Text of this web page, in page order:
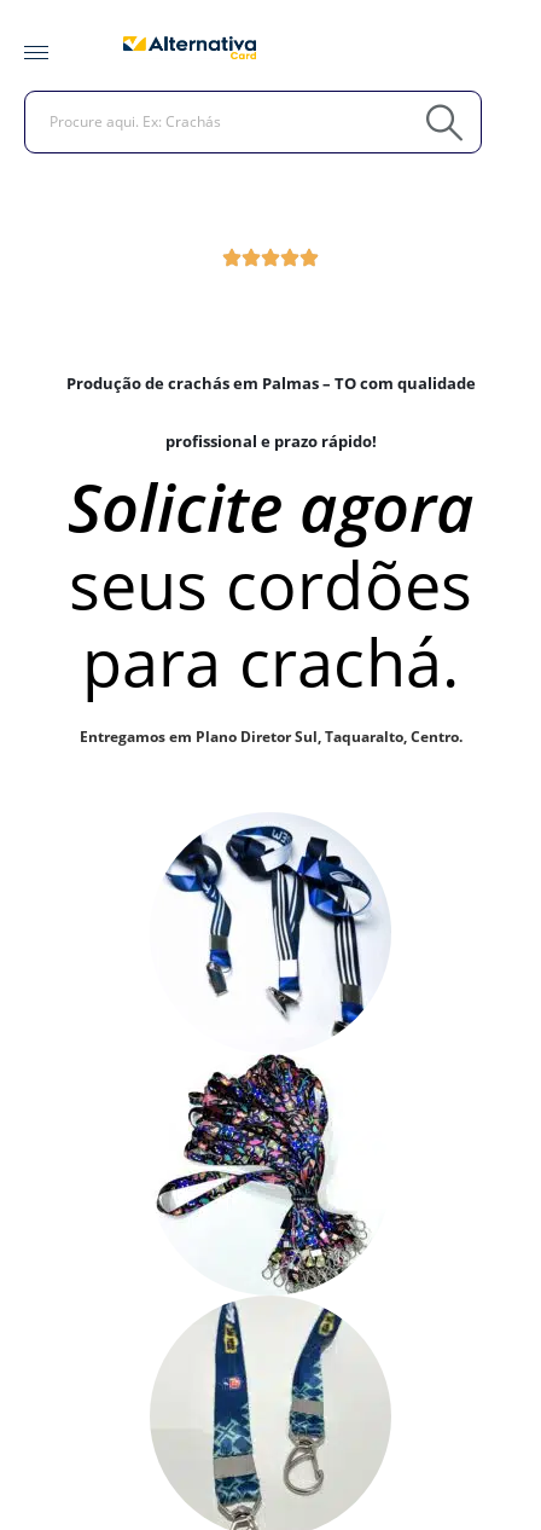
Produção de crachás em Palmas – TO com qualidade
profissional e prazo rápido!
Solicite agora
seus cordões
para crachá.
Entregamos em Plano Diretor Sul, Taquaralto, Centro.